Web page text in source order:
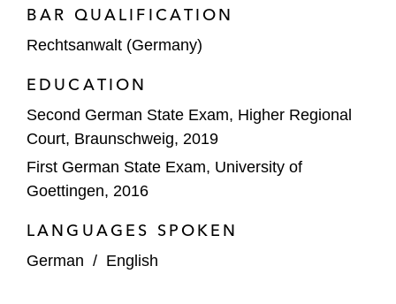
BAR QUALIFICATION
Rechtsanwalt (Germany)
EDUCATION
Second German State Exam, Higher Regional
Court, Braunschweig, 2019
First German State Exam, University of
Goettingen, 2016
LANGUAGES SPOKEN
German / English